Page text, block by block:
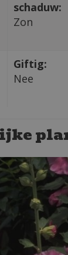
schaduw:
Zon
Giftig:
Nee